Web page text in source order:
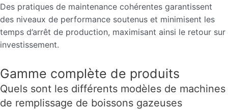
Des pratiques de maintenance cohérentes garantissent
des niveaux de performance soutenus et minimisent les
temps d’arrêt de production, maximisant ainsi le retour sur
investissement.
Gamme complète de produits
Quels sont les différents modèles de machines
de remplissage de boissons gazeuses